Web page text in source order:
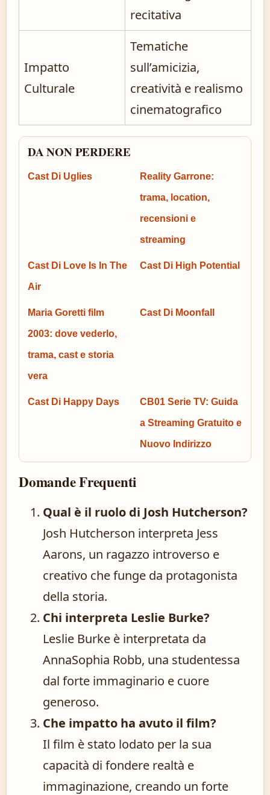
recitativa
Impatto
Culturale
Tematiche
sull’amicizia,
creatività e realismo
cinematografico
DA NON PERDERE
Cast Di Uglies Reality Garrone:
trama, location,
recensioni e
streaming
Cast Di Love Is In The
Air
Cast Di High Potential
Maria Goretti film
2003: dove vederlo,
trama, cast e storia
vera
Cast Di Moonfall
Cast Di Happy Days CB01 Serie TV: Guida
a Streaming Gratuito e
Nuovo Indirizzo
Domande Frequenti
Qual è il ruolo di Josh Hutcherson?
Josh Hutcherson interpreta Jess
Aarons, un ragazzo introverso e
creativo che funge da protagonista
della storia.
Chi interpreta Leslie Burke?
Leslie Burke è interpretata da
AnnaSophia Robb, una studentessa
dal forte immaginario e cuore
generoso.
Che impatto ha avuto il film?
Il film è stato lodato per la sua
capacità di fondere realtà e
immaginazione, creando un forte